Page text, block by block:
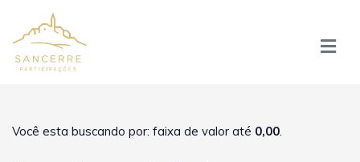
Você esta buscando por: faixa de valor até 0,00.